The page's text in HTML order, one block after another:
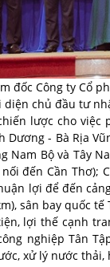
đốc Công ty Cổ
diện chủ đầu tư
lược cho
Dương - Bà Rịa
Bộ và Tây
đến Cần Thơ);
lợi để đến
sân bay quốc
lợi thế cạnh
nghiệp Tân
xử lý nước